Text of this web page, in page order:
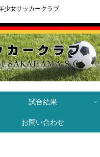
少女サッカークラブ
試合結果
お問い合わせ